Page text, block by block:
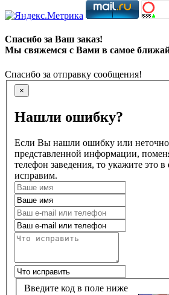
Спасибо за Ваш заказ!
Мы свяжемся с Вами в самое
Спасибо за отправку сообщения!
×
Нашли ошибку?
Если Вы нашли ошибку или
представленной информации,
телефон заведения, то укажите это
исправим.
Введите код в поле ниже